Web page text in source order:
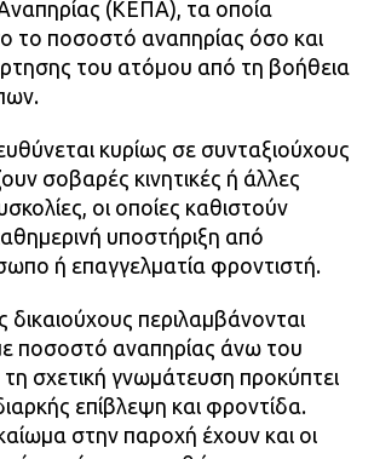
(ΚΕΠΑ), τα οποία
το ποσοστό αναπηρίας όσο και
του ατόμου από τη βοήθεια
κυρίως σε συνταξιούχους
σοβαρές κινητικές ή άλλες
οι οποίες καθιστούν
υποστήριξη από
ή επαγγελματία φροντιστή.
δικαιούχους περιλαμβάνονται
ποσοστό αναπηρίας άνω του
σχετική γνωμάτευση προκύπτει
επίβλεψη και φροντίδα.
στην παροχή έχουν και οι